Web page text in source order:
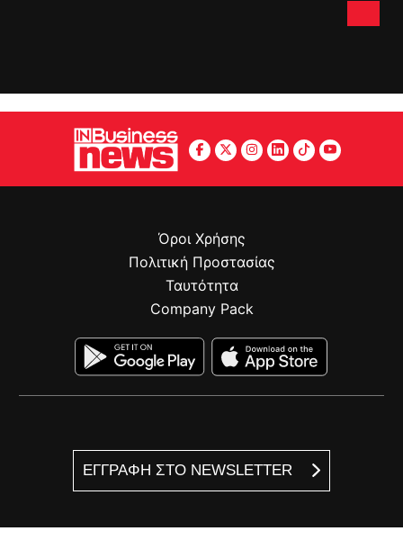
ΕΓΓΡΑΦΗ ΣΤΟ NEWSLETTER
Όροι Χρήσης
Πολιτική Προστασίας
Ταυτότητα
Company Pack